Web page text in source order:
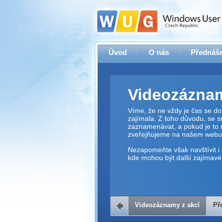
Úvod O nás
Víme, že ne vždy je čas se
zajímala. Z toho důvodu, se
zaznamenávat, a pokud je to
zveřejňujeme na našem webu.
Nezapomeňte však navštívit i
kde mohou být další zajímavé
Přehrávač
Videozáznamy z akcí